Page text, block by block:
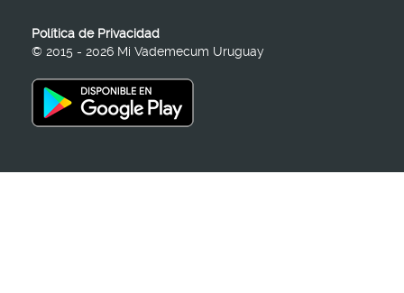
Política de Privacidad
© 2015 - 2026 Mi Vademecum Uruguay